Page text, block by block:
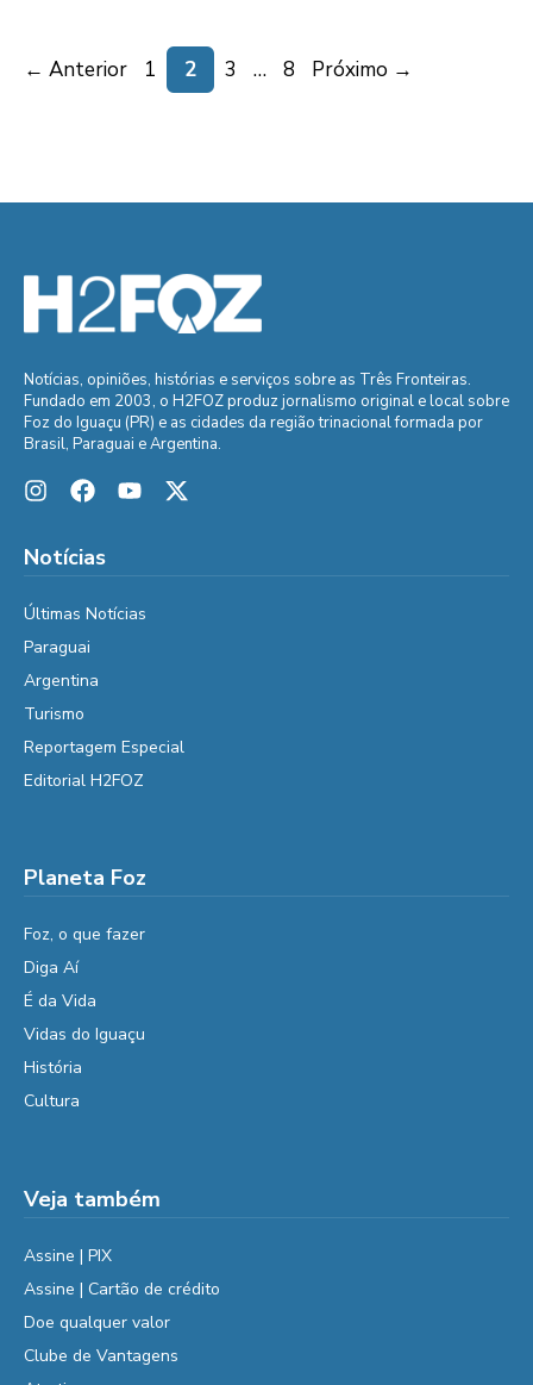
← Anterior Page
1 Page
2 Page
3 … Page
8 Próximo →
Notícias, opiniões, histórias e serviços sobre as Três Fronteiras.
Fundado em 2003, o H2FOZ produz jornalismo original e local sobre
Foz do Iguaçu (PR) e as cidades da região trinacional formada por
Brasil, Paraguai e Argentina.
Notícias
Últimas Notícias
Paraguai
Argentina
Turismo
Reportagem Especial
Editorial H2FOZ
Planeta Foz
Foz, o que fazer
Diga Aí
É da Vida
Vidas do Iguaçu
História
Cultura
Veja também
Assine | PIX
Assine | Cartão de crédito
Doe qualquer valor
Clube de Vantagens